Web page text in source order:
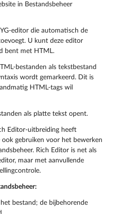
in Bestandsbeheer
editor die automatisch de
U kunt deze editor
bent met HTML.
bestanden als tekstbestand
wordt gemarkeerd. Dit is
HTML-tags wil
als platte tekst opent.
Editor-uitbreiding heeft
gebruiken voor het bewerken
Rich Editor is net als
maar met aanvullende
bestand; de bijbehorende